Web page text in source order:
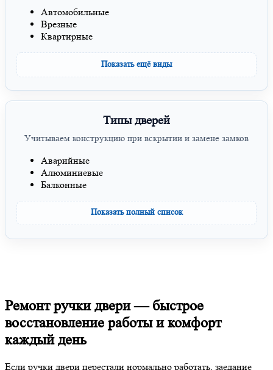
Автомобильные
Врезные
Квартирные
Показать ещё виды
Типы дверей
Учитываем конструкцию при вскрытии и замене замков
Аварийные
Алюминиевые
Балконные
Показать полный список
Ремонт ручки двери — быстрое
восстановление работы и комфорт
каждый день
Если ручки двери перестали нормально работать, заедание